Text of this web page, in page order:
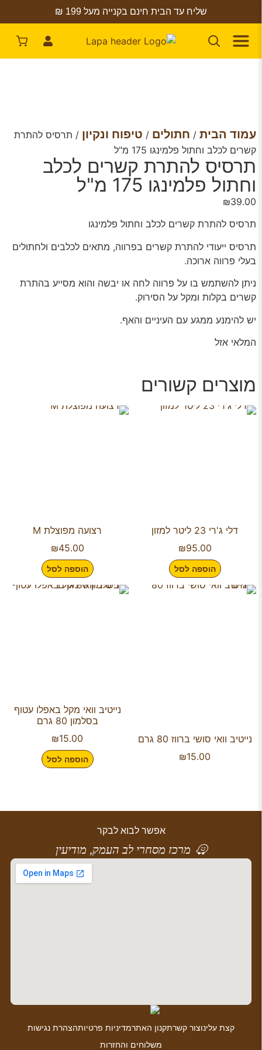
שליח עד הבית חינם בקנייה מעל 199 ₪
עמוד הבית / חתולים / טיפוח ונקיון / תרסיס להתרת
קשרים לכלב וחתול פלמינגו 175 מ"ל
תרסיס להתרת קשרים לכלב
וחתול פלמינגו 175 מ"ל
₪39.00
תרסיס להתרת קשרים לכלב וחתול פלמינגו
תרסיס ייעודי להתרת קשרים בפרווה, מתאים לכלבים ולחתולים
בעלי פרווה ארוכה.
ניתן להשתמש בו על פרווה לחה או יבשה והוא מסייע בהתרת
קשרים בקלות ומקל על הסירוק.
יש להימנע ממגע עם העיניים והאף.
המלאי אזל
מוצרים קשורים
דלי ג'רי 23 ליטר למזון
₪95.00
הוספה לסל
רצועה מפוצלת M
₪45.00
הוספה לסל
נייטיב וואי סושי ברווז 80 גרם
₪15.00
נייטיב וואי מקל באפלו עטוף
בסלמון 80 גרם
₪15.00
הוספה לסל
קצת עלינוצור קשרתקנון האתרמדיניות פרטיותהצהרת נגישות
משלוחים והחזרות
אפשר לבוא לבקר
מרכז מסחרי לב העמק, מודיעין